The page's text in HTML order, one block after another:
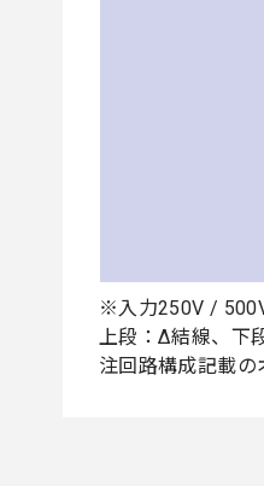
※入力250V /
上段：Δ結線、下
注回路構成記載の